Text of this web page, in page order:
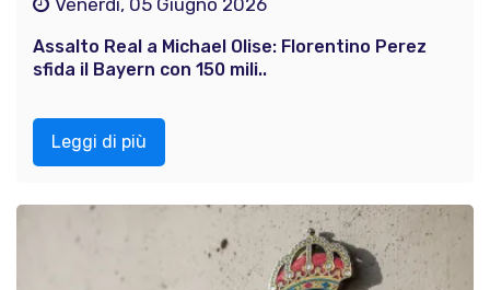
Venerdì, 05 Giugno 2026
Assalto Real a Michael Olise: Florentino Perez
sfida il Bayern con 150 mili..
Leggi di più